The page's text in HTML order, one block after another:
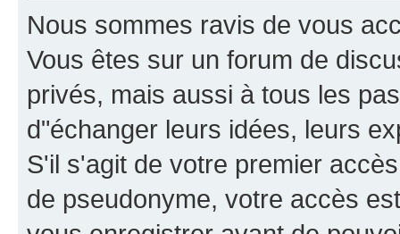
Nous sommes ravis de vous
Vous êtes sur un forum de
privés, mais aussi à tous les
d"échanger leurs idées, leurs
S'il s'agit de votre premier
de pseudonyme, votre accès